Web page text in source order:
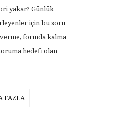
yakar? Günlük
için bu soru
formda kalma
hedefi olan
FAZLA